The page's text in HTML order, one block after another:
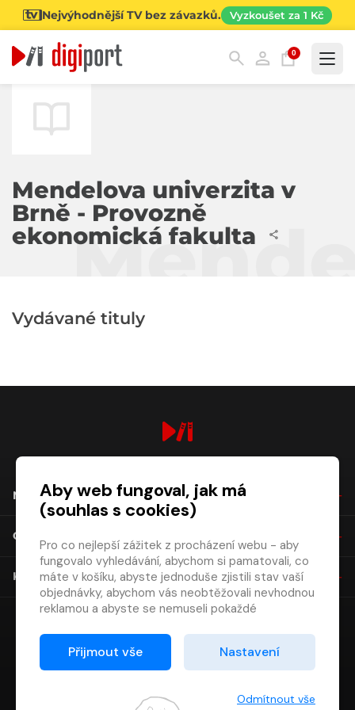
Nejvýhodnější TV bez závazků. Vyzkoušet za 1 Kč
0
Kategorie
Mendelova univerzita v
Brně - Provozně
ekonomická fakulta
Vydávané tituly
NÁKUP
O SPOLEČNOSTI
KONTAKT
Aby web fungoval, jak má
(souhlas s cookies)
Pro co nejlepší zážitek z procházení webu - aby
fungovalo vyhledávání, abychom si pamatovali, co
máte v košíku, abyste jednoduše zjistili stav vaší
objednávky, abychom vás neobtěžovali nevhodnou
reklamou a abyste se nemuseli pokaždé
Proto od vás potřebujeme souhlas se
zpracováním souborů cookies
Děkujeme, že nám ho dáte a pomůžete nám tak
Přijmout vše Nastavení
Odmítnout vše